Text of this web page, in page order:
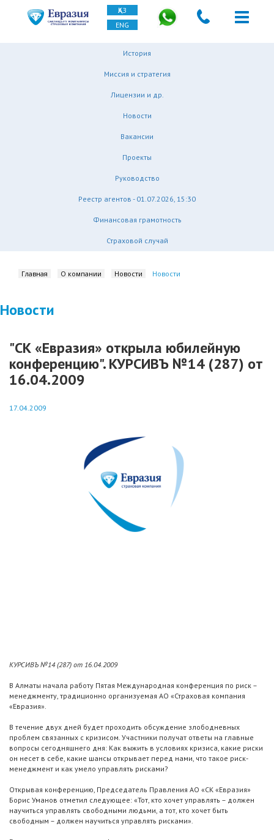
ҚАЗ
ENG
История
Миссия и стратегия
Лицензии и др.
Новости
Вакансии
Проекты
Руководство
Реестр агентов - 01.07.2026, 15:30
Финансовая грамотность
Страховой случай
Главная О компании Новости Новости
Новости
"СК «Евразия» открыла юбилейную
конференцию". КУРСИВЪ №14 (287) от
16.04.2009
17.04.2009
КУРСИВЪ №14 (287) от 16.04.2009
В Алматы начала работу Пятая Международная конференция по риск –
менеджменту, традиционно организуемая АО «Страховая компания
«Евразия».
В течение двух дней будет проходить обсуждение злободневных
проблем связанных с кризисом. Участники получат ответы на главные
вопросы сегодняшнего дня: Как выжить в условиях кризиса, какие риски
он несет в себе, какие шансы открывает перед нами, что такое риск-
менеджмент и как умело управлять рисками?
Открывая конференцию, Председатель Правления АО «СК «Евразия»
Борис Уманов отметил следующее: «Тот, кто хочет управлять – должен
научиться управлять свободными людьми, а тот, кто хочет быть
свободным – должен научиться управлять рисками».